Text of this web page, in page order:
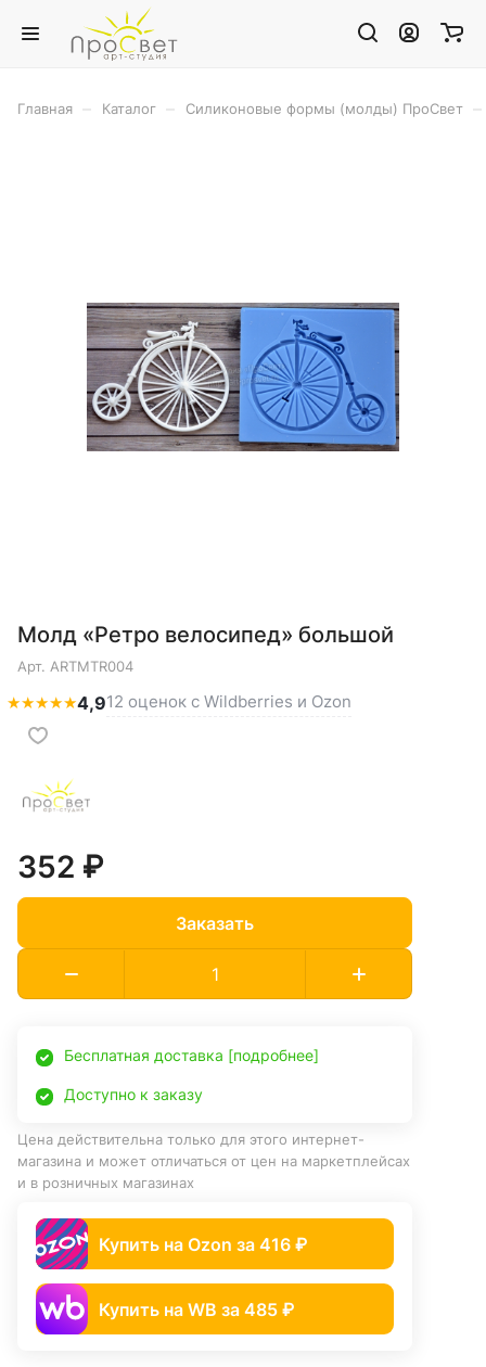
Главная Каталог Силиконовые формы (молды) ПроСвет
Молд «Ретро велосипед» большой
Арт. ARTMTR004
★★★★★4,912 оценок с Wildberries и Ozon
352 ₽
Заказать
Бесплатная доставка [подробнее]
Доступно к заказу
Цена действительна только для этого интернет-
магазина и может отличаться от цен на маркетплейсах
и в розничных магазинах
Купить на Ozon за 416 ₽
Купить на WB за 485 ₽